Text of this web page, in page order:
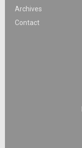
Archives
Contact